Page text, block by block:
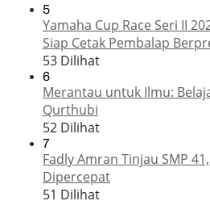
5
Yamaha Cup Race Seri II
Siap Cetak Pembalap
53 Dilihat
6
Merantau untuk Ilmu:
Qurthubi
52 Dilihat
7
Fadly Amran Tinjau SMP
Dipercepat
51 Dilihat